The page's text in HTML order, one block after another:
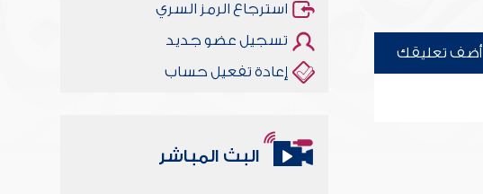
أضف تعليقك
استرجاع الرمز السري
تسجيل عضو جديد
إعادة تفعيل حساب
البث المباشر